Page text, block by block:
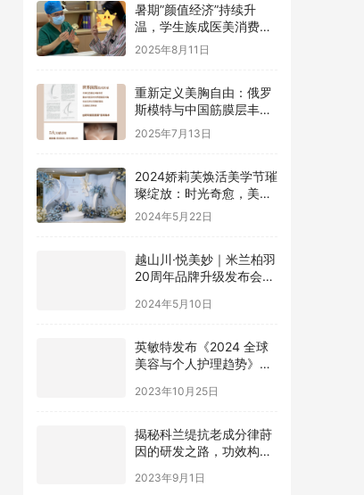
暑期”颜值经济”持续升
温，学生族成医美消费新
主力
2025年8月11日
重新定义美胸自由：俄罗
斯模特与中国筋膜层丰胸
的完美邂逅
2025年7月13日
2024娇莉芙焕活美学节璀
璨绽放：时光奇愈，美丽
新纪元
2024年5月22日
越山川·悦美妙｜米兰柏羽
20周年品牌升级发布会盛
2024年5月10日
英敏特发布《2024 全球
美容与个人护理趋势》报
2023年10月25日
揭秘科兰缇抗老成分律莳
因的研发之路，功效构筑
美好肌肤